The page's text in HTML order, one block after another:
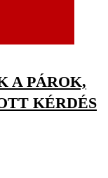
A PÁROK,
KÉRDÉS